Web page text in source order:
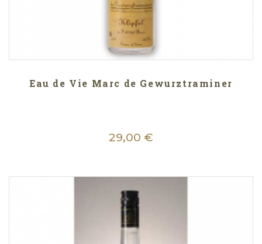
Eau de Vie Marc de Gewurztraminer
29,00 €